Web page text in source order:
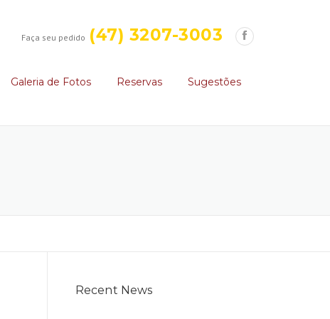
Faça seu pedido (47) 3207-3003
Galeria de Fotos Reservas Sugestões
Recent News